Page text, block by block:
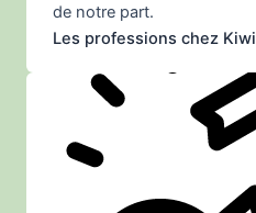
de notre part.
Les professions chez Kiwi